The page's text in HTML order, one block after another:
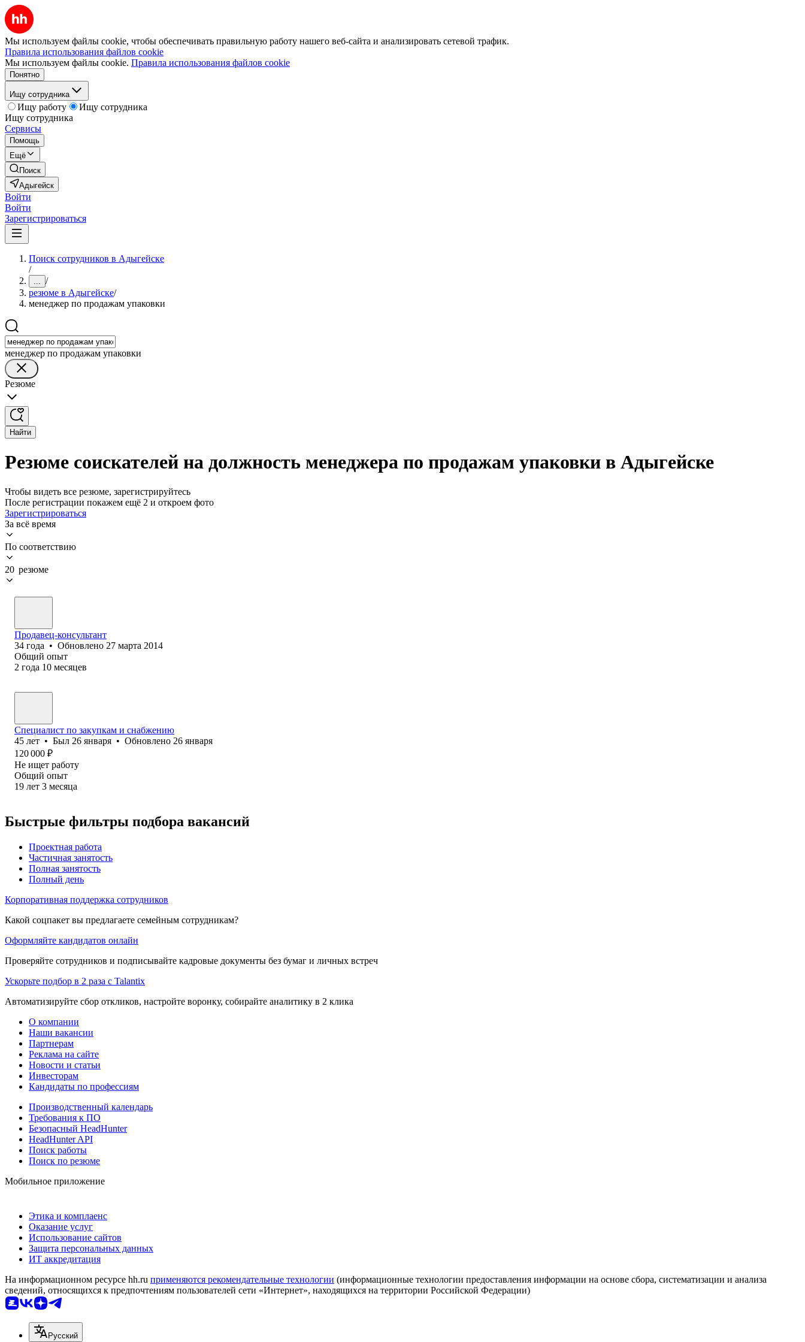
Мы используем файлы cookie, чтобы обеспечивать правильную работу нашего веб-сайта и анализировать сетевой трафик.
Правила использования файлов cookie
Мы используем файлы cookie. Правила использования файлов cookie
Понятно
Ищу сотрудника
Ищу работу
Ищу сотрудника
Ищу сотрудника
Сервисы
Помощь
Ещё
Поиск
Адыгейск
Войти
Войти
Зарегистрироваться
Поиск сотрудников в Адыгейске
/
... /
резюме в Адыгейске/
менеджер по продажам упаковки
менеджер по продажам упаковки
Резюме
Найти
Резюме соискателей на должность менеджера по продажам упаковки в Адыгейске
Чтобы видеть все резюме, зарегистрируйтесь
После регистрации покажем ещё 2 и откроем фото
Зарегистрироваться
За всё время
По соответствию
20 резюме
Продавец-консультант
34 года • Обновлено 27 марта 2014
Общий опыт
2 года 10 месяцев
Специалист по закупкам и снабжению
45 лет • Был 26 января • Обновлено 26 января
120 000 ₽
Не ищет работу
Общий опыт
19 лет 3 месяца
Быстрые фильтры подбора вакансий
Проектная работа
Частичная занятость
Полная занятость
Полный день
Корпоративная поддержка сотрудников
Какой соцпакет вы предлагаете семейным сотрудникам?
Оформляйте кандидатов онлайн
Проверяйте сотрудников и подписывайте кадровые документы без бумаг и личных встреч
Ускорьте подбор в 2 раза с Talantix
Автоматизируйте сбор откликов, настройте воронку, собирайте аналитику в 2 клика
О компании
Наши вакансии
Партнерам
Реклама на сайте
Новости и статьи
Инвесторам
Кандидаты по профессиям
Производственный календарь
Требования к ПО
Безопасный HeadHunter
HeadHunter API
Поиск работы
Поиск по резюме
Мобильное приложение
Этика и комплаенс
Оказание услуг
Использование сайтов
Защита персональных данных
ИТ аккредитация
На информационном ресурсе hh.ru применяются рекомендательные технологии (информационные технологии предоставления информации на основе сбора, систематизации и анализа
сведений, относящихся к предпочтениям пользователей сети «Интернет», находящихся на территории Российской Федерации)
Русский